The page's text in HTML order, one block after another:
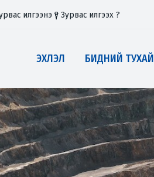
илгээнэ үү? Зурвас илгээх ?
ЭХЛЭЛ БИДНИЙ ТУХАЙ